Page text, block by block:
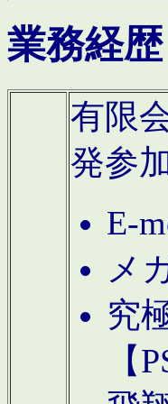
業務経歴
有限
発参
E-
メ
究
【